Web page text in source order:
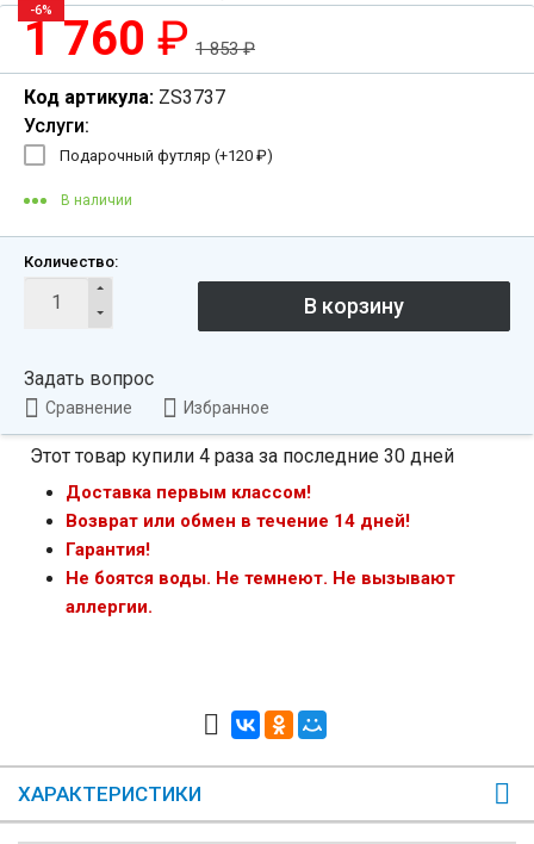
-6%
1 760 ₽ 1 853₽
Код артикула: ZS3737
Услуги:
Подарочный футляр (+120 ₽)
В наличии
Количество:
Задать вопрос
Сравнение Избранное
Этот товар купили 4 раза за последние 30 дней
Доставка первым классом!
Возврат или обмен в течение 14 дней!
Гарантия!
Не боятся воды. Не темнеют. Не вызывают
аллергии.
ХАРАКТЕРИСТИКИ